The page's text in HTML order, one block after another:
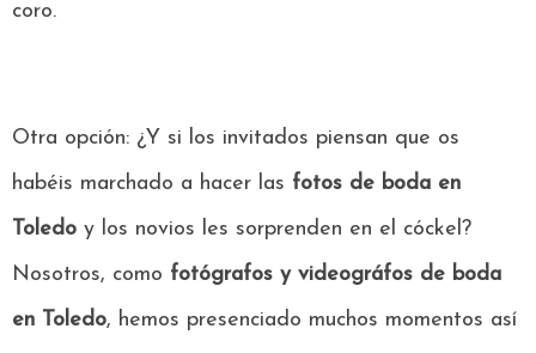
coro.
Otra opción: ¿Y si los invitados piensan que os
habéis marchado a hacer las fotos de boda en
Toledo y los novios les sorprenden en el cóckel?
Nosotros, como fotógrafos y videográfos de boda
en Toledo, hemos presenciado muchos momentos así